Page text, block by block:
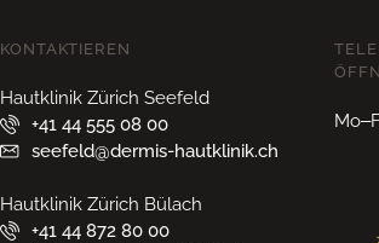
KONTAKTIEREN
Hautklinik Zürich Seefeld
+41 44 555 08 00
seefeld@dermis-hautklinik.ch
Hautklinik Zürich Bülach
+41 44 872 80 00